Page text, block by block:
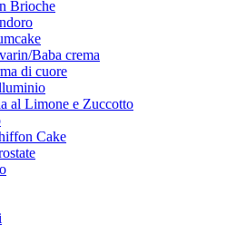
Brioche
Baba crema
di cuore
al Limone e Zuccotto
Cake